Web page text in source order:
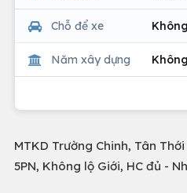
Chỗ để xe Không
Năm xây dựng
MTKD Trường Chinh, Tân
5PN, Không lộ Giới, HC đủ -